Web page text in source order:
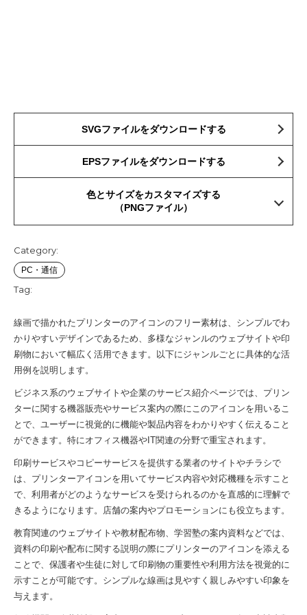
SVGファイルをダウンロードする
EPSファイルをダウンロードする
色とサイズをカスタマイズする
（PNGファイル）
Category:
PC・通信
Tag:
線画で描かれたプリンターのアイコンのフリー素材は、シンプルでわ
かりやすいデザインであるため、多様なジャンルのウェブサイトや印
刷物において幅広く活用できます。以下にジャンルごとに具体的な活
用例を説明します。
ビジネス系のウェブサイトや企業のサービス紹介ページでは、プリン
ターに関する機器販売やサービス案内の際にこのアイコンを用いるこ
とで、ユーザーに視覚的に機能や製品内容をわかりやすく伝えること
ができます。特にオフィス機器やIT関連の分野で重宝されます。
印刷サービスやコピーサービスを提供する業者のサイトやチラシで
は、プリンターアイコンを用いてサービス内容や対応機種を示すこと
で、利用者がどのようなサービスを受けられるのかを直感的に理解で
きるようになります。店舗の案内やプロモーションにも役立ちます。
教育関連のウェブサイトや教材配布物、学習塾の案内資料などでは、
資料の印刷や配布に関する説明の際にプリンターのアイコンを添える
ことで、保護者や生徒に対して印刷物の重要性や利用方法を視覚的に
示すことが可能です。シンプルな線画は見やすく親しみやすい印象を
与えます。